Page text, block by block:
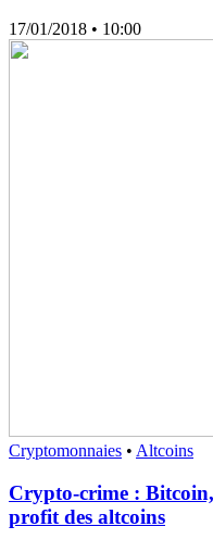
17/01/2018 • 10:00
Cryptomonnaies • Altcoins
Crypto-crime :
profit des altcoins